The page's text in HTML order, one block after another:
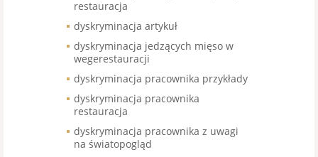
restauracja
dyskryminacja artykuł
dyskryminacja jedzących mięso w
wegerestauracji
dyskryminacja pracownika przykłady
dyskryminacja pracownika
restauracja
dyskryminacja pracownika z uwagi
na światopogląd